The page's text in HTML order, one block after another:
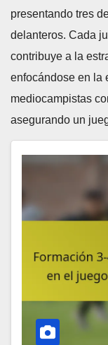
presentando tres
delanteros. Cada
contribuye a la
enfocándose en la
mediocampistas
asegurando un